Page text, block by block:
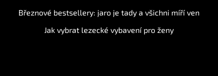
Březnové bestsellery: jaro je tady a všichni míří ven
Jak vybrat lezecké vybavení pro ženy